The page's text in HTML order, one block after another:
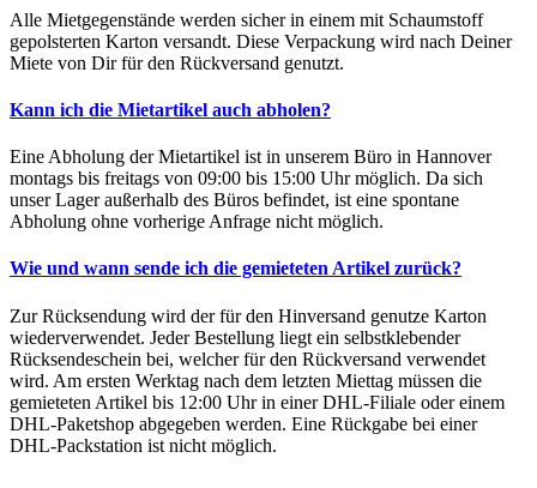
Alle Mietgegenstände werden sicher in einem mit Schaumstoff
gepolsterten Karton versandt. Diese Verpackung wird nach Deiner
Miete von Dir für den Rückversand genutzt.
Kann ich die Mietartikel auch abholen?
Eine Abholung der Mietartikel ist in unserem Büro in Hannover
montags bis freitags von 09:00 bis 15:00 Uhr möglich. Da sich
unser Lager außerhalb des Büros befindet, ist eine spontane
Abholung ohne vorherige Anfrage nicht möglich.
Wie und wann sende ich die gemieteten Artikel zurück?
Zur Rücksendung wird der für den Hinversand genutze Karton
wiederverwendet. Jeder Bestellung liegt ein selbstklebender
Rücksendeschein bei, welcher für den Rückversand verwendet
wird. Am ersten Werktag nach dem letzten Miettag müssen die
gemieteten Artikel bis 12:00 Uhr in einer DHL-Filiale oder einem
DHL-Paketshop abgegeben werden. Eine Rückgabe bei einer
DHL-Packstation ist nicht möglich.